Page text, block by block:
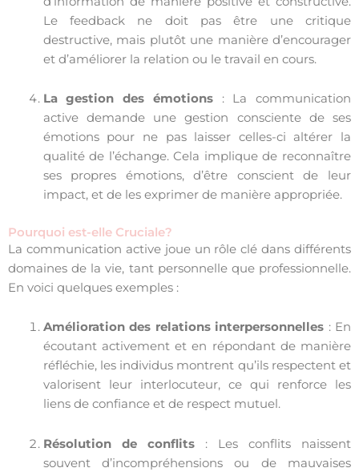
Le feedback ne doit pas être une critique
destructive, mais plutôt une manière d’encourager
et d’améliorer la relation ou le travail en cours.
La gestion des émotions: La communication
active demande une gestion consciente de ses
émotions pour ne pas laisser celles-ci altérer la
qualité de l’échange. Cela implique de reconnaître
ses propres émotions, d’être conscient de leur
impact, et de les exprimer de manière appropriée.
Pourquoi est-elle Cruciale?
La communication active joue un rôle clé dans différents
domaines de la vie, tant personnelle que professionnelle.
En voici quelques exemples :
Amélioration des relations interpersonnelles : En
écoutant activement et en répondant de manière
réfléchie, les individus montrent qu’ils respectent et
valorisent leur interlocuteur, ce qui renforce les
liens de confiance et de respect mutuel.
Résolution de conflits: Les conflits naissent
souvent d’incompréhensions ou de mauvaises